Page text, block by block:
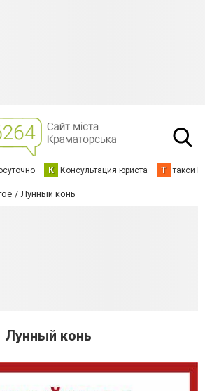
К Консультация юриста Т такси
Лунный конь
Лунный конь